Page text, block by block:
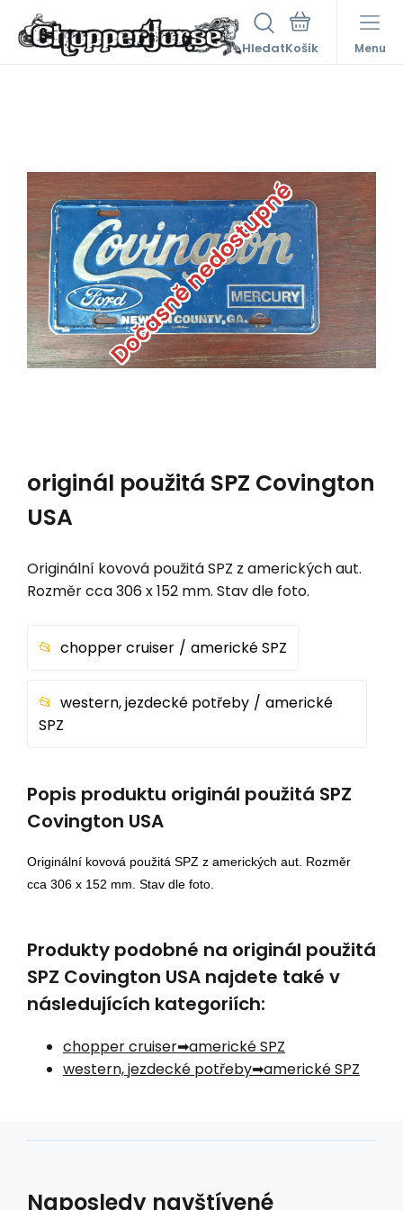
Hledat Menu
Dočasně nedostupné
originál použitá SPZ Covington
USA
Originální kovová použitá SPZ z amerických aut.
Rozměr cca 306 x 152 mm. Stav dle foto.
chopper cruiser americké SPZ
western, jezdecké potřeby
americké
SPZ
Popis produktu originál použitá SPZ
Covington USA
Originální kovová použitá SPZ z amerických aut. Rozměr
cca 306 x 152 mm. Stav dle foto.
Produkty podobné na originál použitá
SPZ Covington USA najdete také v
následujících kategoriích:
chopper cruiser americké SPZ
western, jezdecké potřeby americké SPZ
Naposledy navštívené